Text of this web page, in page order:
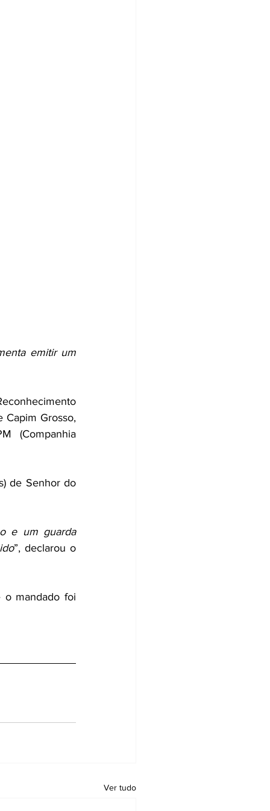
emitir um
Capim Grosso,
(Companhia
de Senhor do
e um guarda
”, declarou o
o mandado foi
Ver tudo